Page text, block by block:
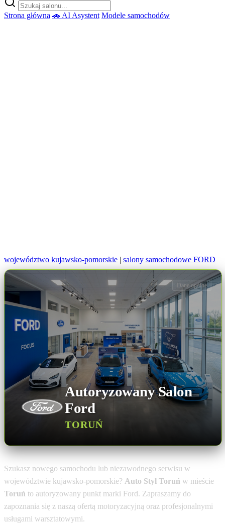
Strona główna 🚗 AI Asystent Modele samochodów
województwo kujawsko-pomorskie | salony samochodowe FORD
Autoryzowany Salon
Ford
TORUŃ
Dane ogólne
Szukasz nowego samochodu lub niezawodnego serwisu w
województwie kujawsko-pomorskie? Auto Styl Toruń w mieście
Toruń to autoryzowany punkt marki Ford. Zapraszamy do
zapoznania się z naszą ofertą motoryzacyjną oraz profesjonalnymi
usługami warsztatowymi.